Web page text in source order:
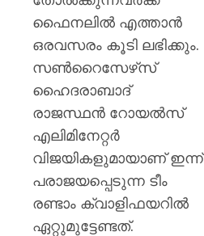
ഫൈനലിൽ എത്താൻ
ഒരവസരം കൂടി ലഭിക്കും.
സൺറൈസേഴ്‌സ്
ഹൈദരാബാദ്
രാജസ്ഥൻ റോയൽസ്
എലിമിനേറ്റർ
വിജയികളുമായാണ് ഇന്ന്
പരാജയപ്പെടുന്ന ടീം
രണ്ടാം ക്വാളിഫയറിൽ
ഏറ്റുമുട്ടേണ്ടത്.